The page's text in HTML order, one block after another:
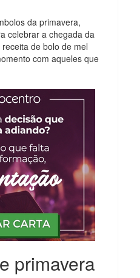
da primavera,
celebrar a chegada da
de bolo de mel
com aqueles que
primavera